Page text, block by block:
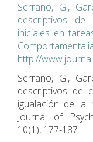
Serrano, G.,
descriptivos de
iniciales en
http://
Serrano, G.,
descriptivos de
igualación de la
Journal of
10(1), 177-187.